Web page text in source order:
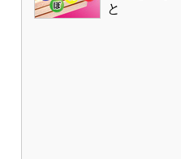
と